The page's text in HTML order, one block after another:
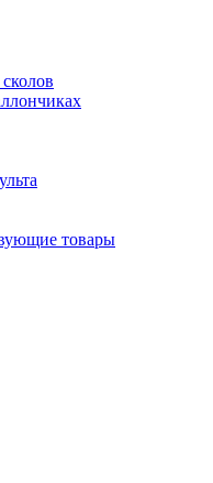
товары